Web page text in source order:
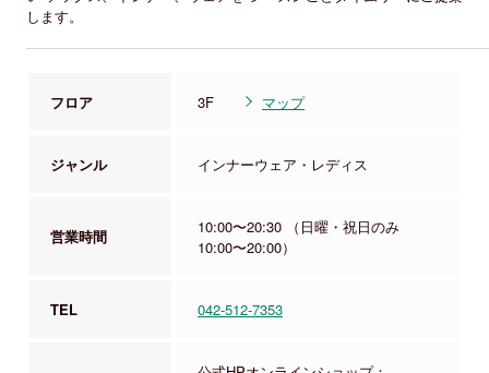
します。
フロア 3F マップ
ジャンル インナーウェア・レディス
営業時間
10:00〜20:30 （日曜・祝日のみ
10:00〜20:00）
TEL 042-512-7353